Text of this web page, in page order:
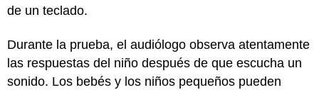
de un teclado.
Durante la prueba, el audiólogo observa atentamente
las respuestas del niño después de que escucha un
sonido. Los bebés y los niños pequeños pueden